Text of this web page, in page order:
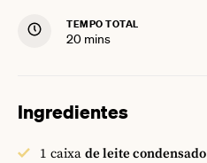
TEMPO TOTAL
20minutes
mins
Ingredientes
1 caixa de leite condensado